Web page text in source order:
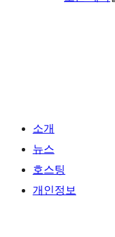
소개
뉴스
호스팅
개인정보